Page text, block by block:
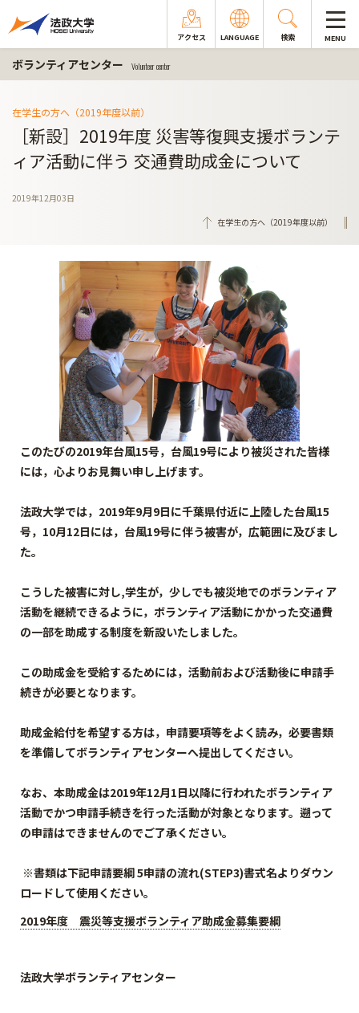
アクセス LANGUAGE 検索 MENU
ボランティアセンター Volunteer center
在学生の方へ（2019年度以前）
［新設］2019年度 災害等復興支援ボランテ
ィア活動に伴う 交通費助成金について
2019年12月03日
在学生の方へ（2019年度以前）
このたびの2019年台風15号，台風19号により被災された皆様
には，心よりお見舞い申し上げます。
法政大学では，2019年9月9日に千葉県付近に上陸した台風15
号，10月12日には，台風19号に伴う被害が，広範囲に及びまし
た。
こうした被害に対し,学生が，少しでも被災地でのボランティア
活動を継続できるように，ボランティア活動にかかった交通費
の一部を助成する制度を新設いたしました。
この助成金を受給するためには，活動前および活動後に申請手
続きが必要となります。
助成金給付を希望する方は，申請要項等をよく読み，必要書類
を準備してボランティアセンターへ提出してください。
なお、本助成金は2019年12月1日以降に行われたボランティア
活動でかつ申請手続きを行った活動が対象となります。遡って
の申請はできませんのでご了承ください。
※書類は下記申請要綱 5申請の流れ(STEP3)書式名よりダウン
ロードして使用ください。
2019年度 震災等支援ボランティア助成金募集要綱
法政大学ボランティアセンター